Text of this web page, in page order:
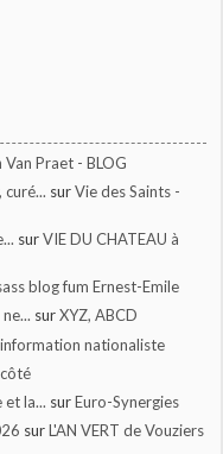
Van Praet - BLOG
surVie des Saints -
surVIE DU CHATEAU à
blog fum Ernest-Emile
surXYZ, ABCD
nationaliste
la... surEuro-Synergies
surL'AN VERT de Vouziers